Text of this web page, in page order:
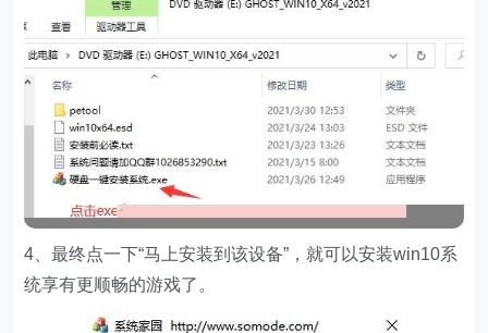
4、最终点一下“马上安装到该设备”，就可以安装win10系
统享有更顺畅的游戏了。